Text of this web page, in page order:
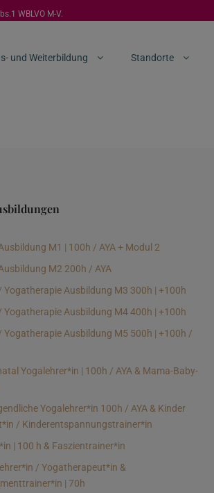
WBLVO M-V.
und Weiterbildung Standorte
M1 | 100h / AYA + Modul 2
M2 200h / AYA
Yogatherapie Ausbildung M3 300h | +100h
Yogatherapie Ausbildung M4 400h | +100h
Yogatherapie Ausbildung M5 500h | +100h /
Yogalehrer*in | 100h / AYA & Mama-Baby-
Yogalehrer*in 100h / AYA & Kinder
/ Kinderentspannungstrainer*in
| 100 h & Faszientrainer*in
/ Yogatherapeut*in &
| 70h